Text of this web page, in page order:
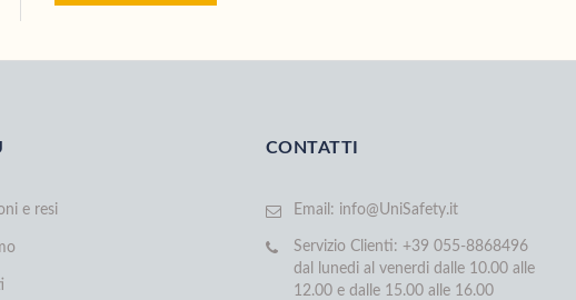
e resi
CONTATTI
Email: info@UniSafety.it
Servizio Clienti: +39 055-8868496
dal lunedi al venerdi dalle 10.00 alle
12.00 e dalle 15.00 alle 16.00